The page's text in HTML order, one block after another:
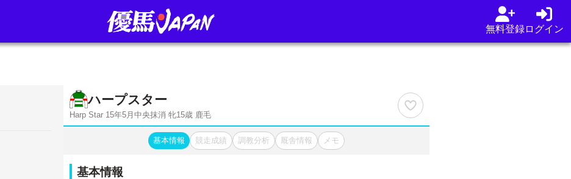
無料登録ログイン
ハープスター
Harp Star 15年5月中央抹消 牝15歳 鹿毛
基本情報 競走成績 調教分析 厩舎情報 メモ
基本情報